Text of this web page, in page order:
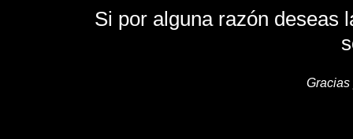
Si por alguna razón deseas
Gracias